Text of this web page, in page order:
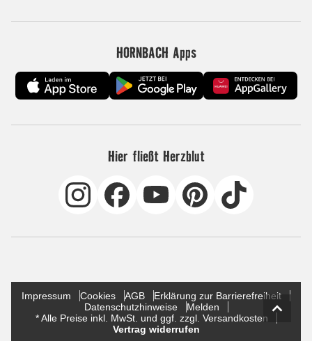
HORNBACH Apps
Hier fließt Herzblut
Impressum Cookies AGB
Erklärung zur Barrierefreiheit
Datenschutzhinweise
Melden
* Alle Preise inkl. MwSt. und ggf. zzgl. Versandkosten
Vertrag widerrufen